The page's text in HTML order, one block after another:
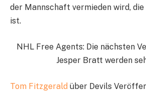
der Mannschaft vermieden wird,
ist.
NHL Free Agents: Die nächsten
Jesper Bratt werden
Tom Fitzgerald über Devils